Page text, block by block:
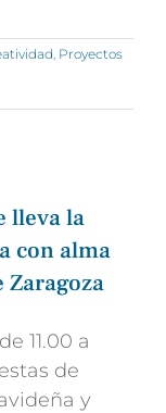
, Proyectos
lleva la
con alma
Zaragoza
11.00 a
de
y